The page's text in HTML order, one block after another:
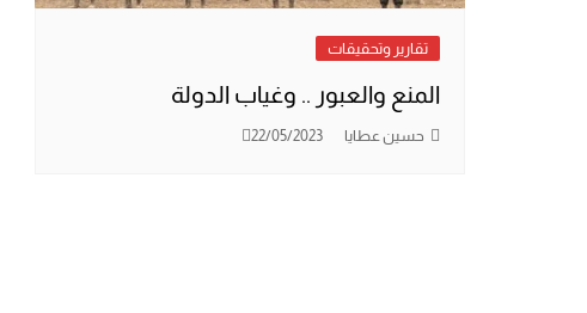
تقارير وتحقيقات
المنع والعبور .. وغياب الدولة
حسين عطايا 22/05/2023